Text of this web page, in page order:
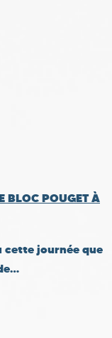
BLOC POUGET À
cette journée que